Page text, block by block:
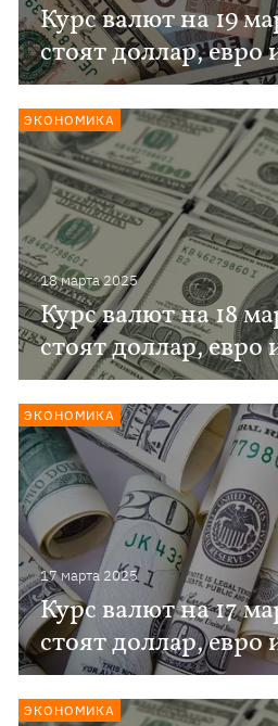
Курс валют на 19
стоят доллар, евро
18 марта 2025
Курс валют на 18
стоят доллар, евро
ЭКОНОМИКА
17 марта 2025
Курс валют на 17
стоят доллар, евро
ЭКОНОМИКА
ЭКОНОМИКА